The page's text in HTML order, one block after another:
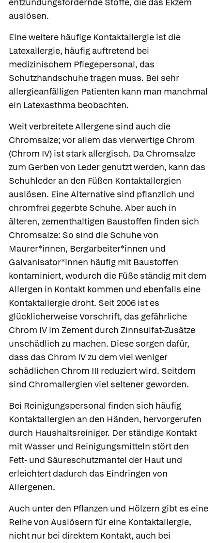
entzündungsfördernde Stoffe, die das Ekzem
auslösen.
Eine weitere häufige Kontaktallergie ist die
Latexallergie, häufig auftretend bei
medizinischem Pflegepersonal, das
Schutzhandschuhe tragen muss. Bei sehr
allergieanfälligen Patienten kann man manchmal
ein Latexasthma beobachten.
Weit verbreitete Allergene sind auch die
Chromsalze; vor allem das vierwertige Chrom
(Chrom IV) ist stark allergisch. Da Chromsalze
zum Gerben von Leder genutzt werden, kann das
Schuhleder an den Füßen Kontaktallergien
auslösen. Eine Alternative sind pflanzlich und
chromfrei gegerbte Schuhe. Aber auch in
älteren, zementhaltigen Baustoffen finden sich
Chromsalze: So sind die Schuhe von
Maurer*innen, Bergarbeiter*innen und
Galvanisator*innen häufig mit Baustoffen
kontaminiert, wodurch die Füße ständig mit dem
Allergen in Kontakt kommen und ebenfalls eine
Kontaktallergie droht. Seit 2006 ist es
glücklicherweise Vorschrift, das gefährliche
Chrom IV im Zement durch Zinnsulfat-Zusätze
unschädlich zu machen. Diese sorgen dafür,
dass das Chrom IV zu dem viel weniger
schädlichen Chrom III reduziert wird. Seitdem
sind Chromallergien viel seltener geworden.
Bei Reinigungspersonal finden sich häufig
Kontaktallergien an den Händen, hervorgerufen
durch Haushaltsreiniger. Der ständige Kontakt
mit Wasser und Reinigungsmitteln stört den
Fett- und Säureschutzmantel der Haut und
erleichtert dadurch das Eindringen von
Allergenen.
Auch unter den Pflanzen und Hölzern gibt es eine
Reihe von Auslösern für eine Kontaktallergie,
nicht nur bei direktem Kontakt, auch bei